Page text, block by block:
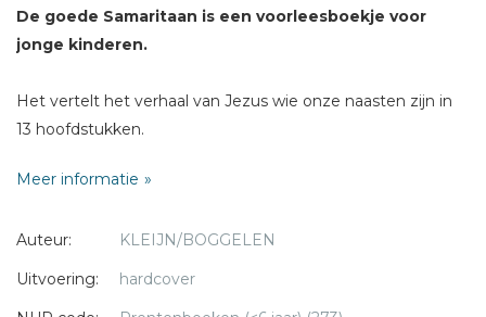
De goede Samaritaan is een voorleesboekje voor
jonge kinderen.
Het vertelt het verhaal van Jezus wie onze naasten zijn in
13 hoofdstukken.
Meer informatie
Auteur:
KLEIJN/BOGGELEN
Uitvoering:
hardcover
Bericht *